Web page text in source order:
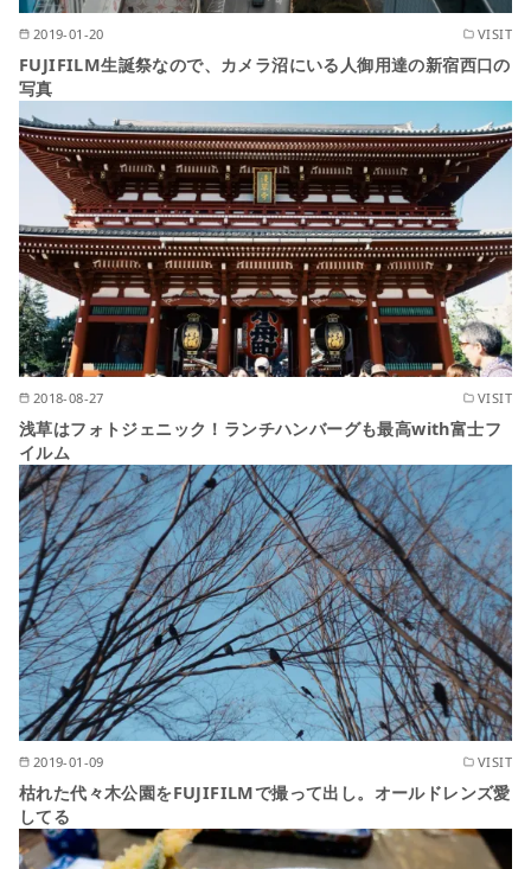
2019-01-20 VISIT
FUJIFILM生誕祭なので、カメラ沼にいる人御用達の新宿西口の
写真
2018-08-27 VISIT
浅草はフォトジェニック！ランチハンバーグも最高with富士フ
イルム
2019-01-09 VISIT
枯れた代々木公園をFUJIFILMで撮って出し。オールドレンズ愛
してる